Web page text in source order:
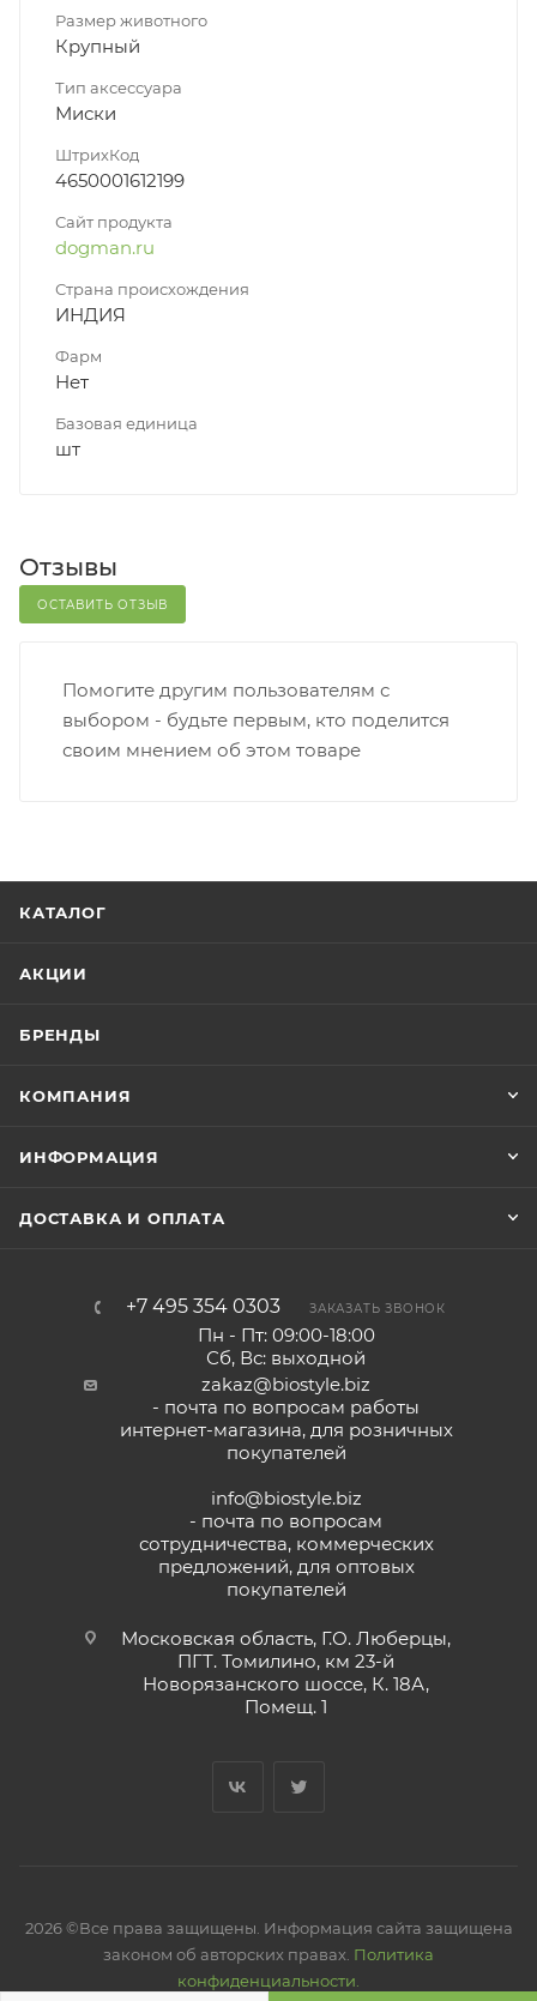
Размер животного
Крупный
Тип аксессуара
Миски
ШтрихКод
4650001612199
Сайт продукта
dogman.ru
Страна происхождения
ИНДИЯ
Фарм
Нет
Базовая единица
шт
Отзывы
ОСТАВИТЬ ОТЗЫВ
Помогите другим пользователям с
выбором - будьте первым, кто поделится
своим мнением об этом товаре
КАТАЛОГ
АКЦИИ
БРЕНДЫ
КОМПАНИЯ
ИНФОРМАЦИЯ
ДОСТАВКА И ОПЛАТА
+7 495 354 0303 ЗАКАЗАТЬ ЗВОНОК
Пн - Пт: 09:00-18:00
Сб, Вс: выходной
zakaz@biostyle.biz
- почта по вопросам работы
интернет-магазина, для розничных
покупателей
info@biostyle.biz
- почта по вопросам
сотрудничества, коммерческих
предложений, для оптовых
покупателей
Московская область, Г.О. Люберцы,
ПГТ. Томилино, км 23-й
Новорязанского шоссе, К. 18А,
Помещ. 1
2026 ©Все права защищены. Информация сайта защищена
законом об авторских правах. Политика
конфиденциальности.